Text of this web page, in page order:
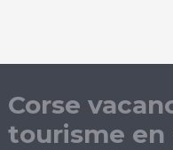
Corse
tourisme en